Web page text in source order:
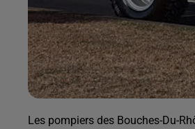
Les pompiers des Bouches-Du-